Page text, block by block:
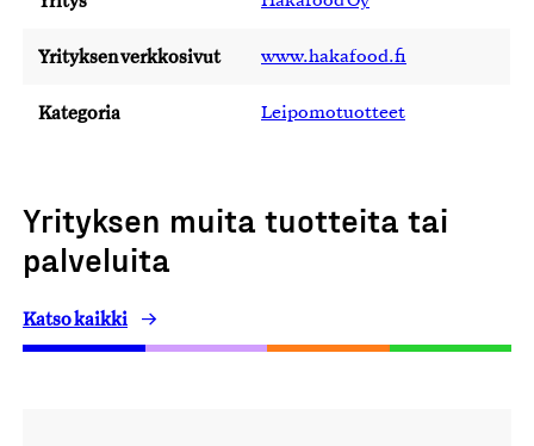
Yrityksen verkkosivut www.hakafood.fi
Kategoria Leipomotuotteet
Yrityksen muita tuotteita tai
palveluita
Katso kaikki